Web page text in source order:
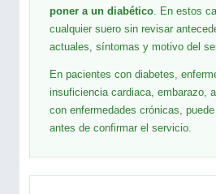
poner a un diabético . En estos
cualquier suero sin revisar
actuales, síntomas y motivo del
En pacientes con diabetes,
insuficiencia cardiaca, embarazo,
con enfermedades crónicas,
antes de confirmar el servicio.